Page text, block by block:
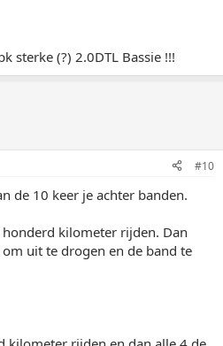
sterke (?) 2.0DTL Bassie !!!
#10
de 10 keer je achter banden.
honderd kilometer rijden. Dan
uit te drogen en de band te